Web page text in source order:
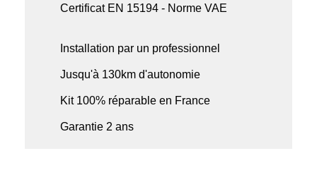
Certificat EN 15194 - Norme VAE
Installation par un professionnel
Jusqu'à 130km d'autonomie
Kit 100% réparable en France
Garantie 2 ans